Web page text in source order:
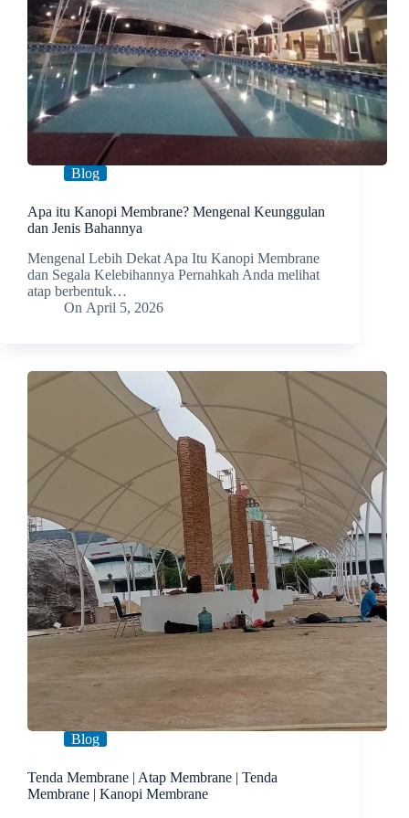
Blog
Apa itu Kanopi Membrane? Mengenal Keunggulan
dan Jenis Bahannya
Mengenal Lebih Dekat Apa Itu Kanopi Membrane
dan Segala Kelebihannya Pernahkah Anda melihat
atap berbentuk…
On April 5, 2026
Blog
Tenda Membrane | Atap Membrane | Tenda
Membrane | Kanopi Membrane